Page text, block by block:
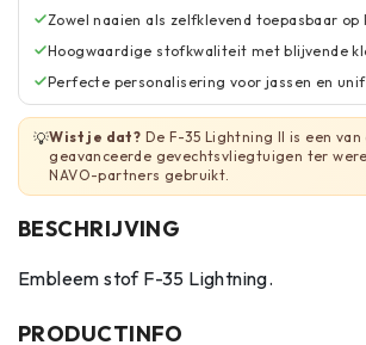
Zowel naaien als zelfklevend toepasbaar op
Hoogwaardige stofkwaliteit met blijvende
Perfecte personalisering voor jassen en
💡Wist je dat? De F-35 Lightning II is een van
geavanceerde gevechtsvliegtuigen ter
NAVO-partners gebruikt.
BESCHRIJVING
Embleem stof F-35 Lightning.
PRODUCTINFO